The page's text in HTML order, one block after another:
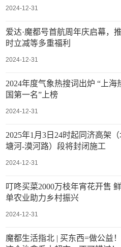
2024-12-31
爱达·魔都号首航周年庆启幕，
时立减等多重福利
2024-12-31
2024年度气象热搜词出炉 “上海
国第一名”上榜
2024-12-31
2025年1月3日24时起同济高架（
塘河-漠河路）段将封闭施工
2024-12-31
叮咚买菜2000万枝年宵花开售
单农业助力乡村振兴
2024-12-31
魔都生活指北 | 买东西=做公益